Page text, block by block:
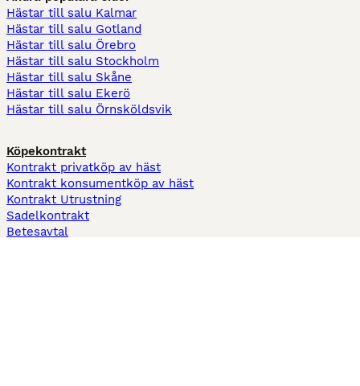
Hästar till salu Kalmar
Hästar till salu Gotland
Hästar till salu Örebro
Hästar till salu Stockholm
Hästar till salu Skåne
Hästar till salu Ekerö
Hästar till salu Örnsköldsvik
Köpekontrakt
Kontrakt privatköp av häst
Kontrakt konsumentköp av häst
Kontrakt Utrustning
Sadelkontrakt
Betesavtal